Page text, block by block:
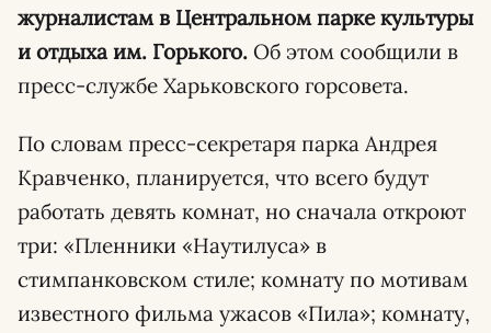
журналистам в Центральном парке культуры
и отдыха им. Горького. Об этом сообщили в
пресс-службе Харьковского горсовета.
По словам пресс-секретаря парка Андрея
Кравченко, планируется, что всего будут
работать девять комнат, но сначала откроют
три: «Пленники «Наутилуса» в
стимпанковском стиле; комнату по мотивам
известного фильма ужасов «Пила»; комнату,